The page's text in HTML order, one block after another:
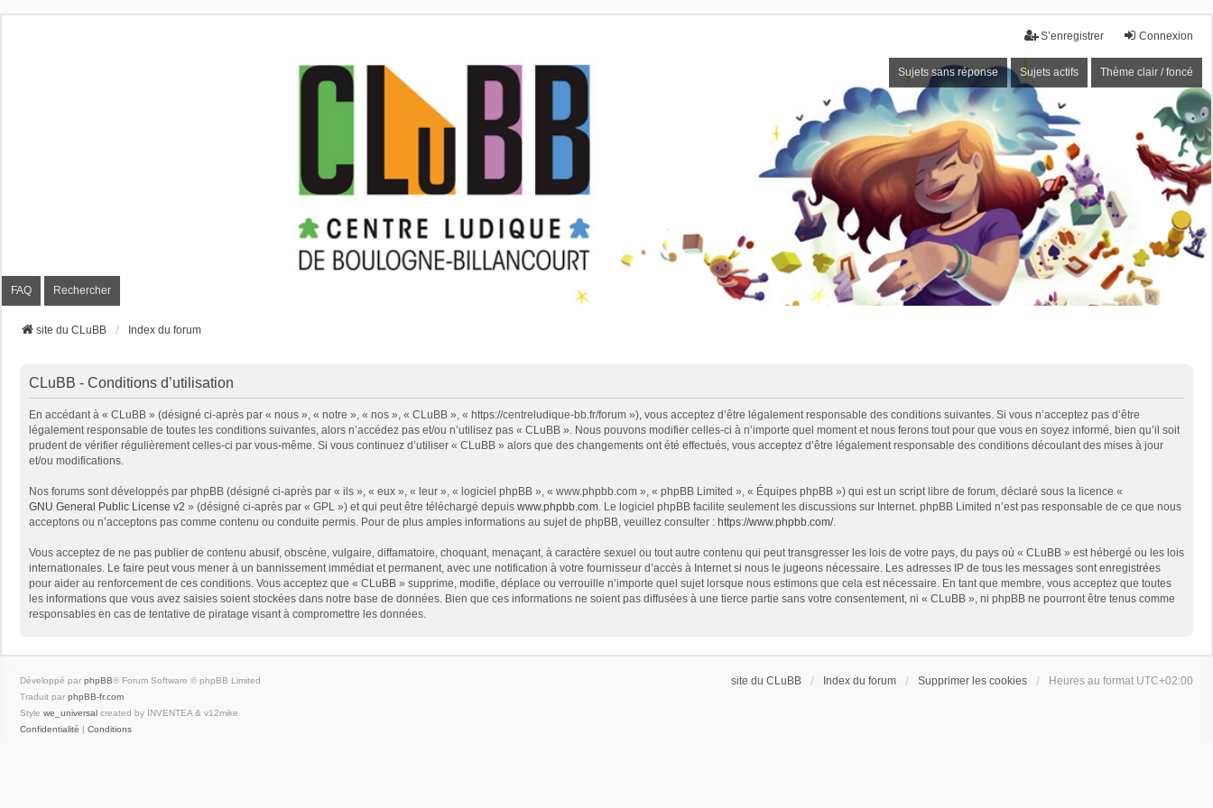
Connexion
S’enregistrer
Sujets sans réponse Sujets actifs Thème clair / foncé
FAQ Rechercher
site du CLuBB Index du forum
CLuBB - Conditions d’utilisation
En accédant à « CLuBB » (désigné ci-après par « nous », « notre », « nos », « CLuBB », « https://centreludique-bb.fr/forum »), vous acceptez d’être légalement responsable des conditions suivantes. Si vous n’acceptez pas d’être
légalement responsable de toutes les conditions suivantes, alors n’accédez pas et/ou n’utilisez pas « CLuBB ». Nous pouvons modifier celles-ci à n’importe quel moment et nous ferons tout pour que vous en soyez informé, bien qu’il soit
prudent de vérifier régulièrement celles-ci par vous-même. Si vous continuez d’utiliser « CLuBB » alors que des changements ont été effectués, vous acceptez d’être légalement responsable des conditions découlant des mises à jour
et/ou modifications.
Nos forums sont développés par phpBB (désigné ci-après par « ils », « eux », « leur », « logiciel phpBB », « www.phpbb.com », « phpBB Limited », « Équipes phpBB ») qui est un script libre de forum, déclaré sous la licence «
GNU General Public License v2 » (désigné ci-après par « GPL ») et qui peut être téléchargé depuis www.phpbb.com. Le logiciel phpBB facilite seulement les discussions sur Internet. phpBB Limited n’est pas responsable de ce que nous
acceptons ou n’acceptons pas comme contenu ou conduite permis. Pour de plus amples informations au sujet de phpBB, veuillez consulter : https://www.phpbb.com/.
Vous acceptez de ne pas publier de contenu abusif, obscène, vulgaire, diffamatoire, choquant, menaçant, à caractère sexuel ou tout autre contenu qui peut transgresser les lois de votre pays, du pays où « CLuBB » est hébergé ou les lois
internationales. Le faire peut vous mener à un bannissement immédiat et permanent, avec une notification à votre fournisseur d’accès à Internet si nous le jugeons nécessaire. Les adresses IP de tous les messages sont enregistrées
pour aider au renforcement de ces conditions. Vous acceptez que « CLuBB » supprime, modifie, déplace ou verrouille n’importe quel sujet lorsque nous estimons que cela est nécessaire. En tant que membre, vous acceptez que toutes
les informations que vous avez saisies soient stockées dans notre base de données. Bien que ces informations ne soient pas diffusées à une tierce partie sans votre consentement, ni « CLuBB », ni phpBB ne pourront être tenus comme
responsables en cas de tentative de piratage visant à compromettre les données.
site du CLuBB Index du forum Supprimer les cookies Heures au format UTC+02:00
Développé par phpBB® Forum Software © phpBB Limited
Traduit par phpBB-fr.com
Style we_universal created by INVENTEA & v12mike
Confidentialité | Conditions